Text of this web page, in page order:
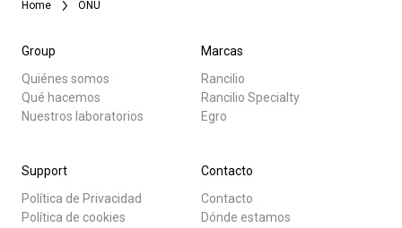
Home ONU
Group
Quiénes somos
Qué hacemos
Nuestros laboratorios
Marcas
Rancilio
Rancilio Specialty
Egro
Support
Política de Privacidad
Política de cookies
Contacto
Contacto
Dónde estamos